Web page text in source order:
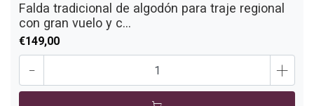
Falda tradicional de algodón para traje regional
con gran vuelo y c...
€149,00
- +